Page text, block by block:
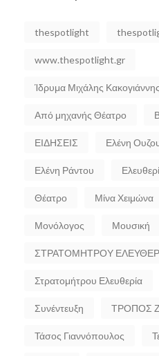
thespotlight
www.thespotlight.gr
Ίδρυμα Μιχάλης Κακογιάννης
Από μηχανής Θέατρο
ΕΙΔΗΣΕΙΣ Ελένη
Ελένη Ράντου
Θέατρο Μίνα Χειμώνα
Μονόλογος Μουσική
ΣΤΡΑΤΟΜΗΤΡΟΥ
Στρατομήτρου Ελευθερία
Συνέντευξη ΤΡΟΠΟΣ
Τάσος Γιαννόπουλος